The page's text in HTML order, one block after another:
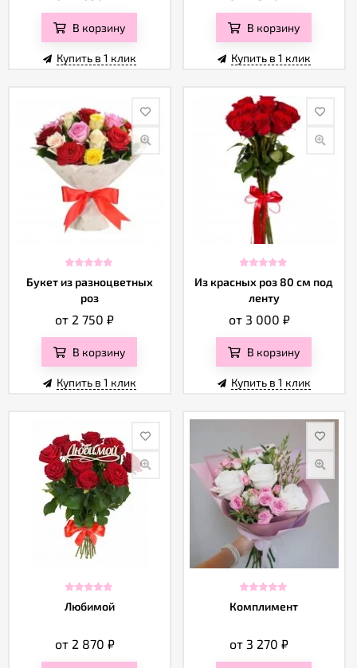
В корзину
Купить в 1 клик
В корзину
Купить в 1 клик
Букет из разноцветных
роз
от 2 750₽
В корзину
Купить в 1 клик
Из красных роз 80 см под
ленту
от 3 000 ₽
В корзину
Купить в 1 клик
Любимой
от 2 870 ₽
Комплимент
от 3 270₽